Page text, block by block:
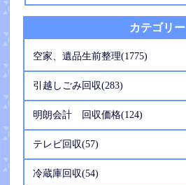
カテゴリー
空家、遺品生前整理(1775)
引越しごみ回収(283)
明朗会計 回収価格(124)
テレビ回収(57)
冷蔵庫回収(54)